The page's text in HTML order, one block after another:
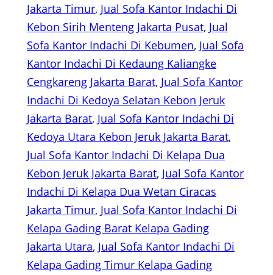
Jakarta Timur, Jual Sofa Kantor Indachi Di
Kebon Sirih Menteng Jakarta Pusat, Jual
Sofa Kantor Indachi Di Kebumen, Jual Sofa
Kantor Indachi Di Kedaung Kaliangke
Cengkareng Jakarta Barat, Jual Sofa Kantor
Indachi Di Kedoya Selatan Kebon Jeruk
Jakarta Barat, Jual Sofa Kantor Indachi Di
Kedoya Utara Kebon Jeruk Jakarta Barat
Jual Sofa Kantor Indachi Di Kelapa Dua
Kebon Jeruk Jakarta Barat, Jual Sofa Kantor
Indachi Di Kelapa Dua Wetan Ciracas
Jakarta Timur, Jual Sofa Kantor Indachi Di
Kelapa Gading Barat Kelapa Gading
Jakarta Utara, Jual Sofa Kantor Indachi Di
Kelapa Gading Timur Kelapa Gading